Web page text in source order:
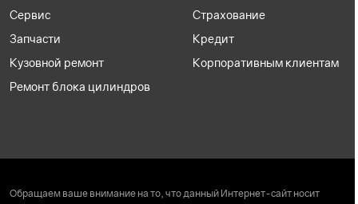
Сервис
Запчасти
Кузовной ремонт
Ремонт блока цилиндров
Страхование
Кредит
Корпоративным клиентам
Обращаем ваше внимание на то, что данный Интернет-сайт носит